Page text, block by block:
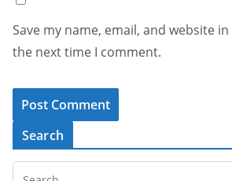
Save my name, email, and website
the next time I comment.
Search